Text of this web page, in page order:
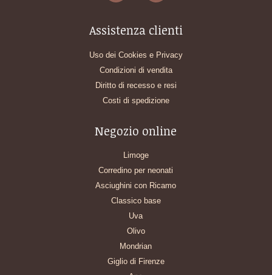
Assistenza clienti
Uso dei Cookies e Privacy
Condizioni di vendita
Diritto di recesso e resi
Costi di spedizione
Negozio online
Limoge
Corredino per neonati
Asciughini con Ricamo
Classico base
Uva
Olivo
Mondrian
Giglio di Firenze